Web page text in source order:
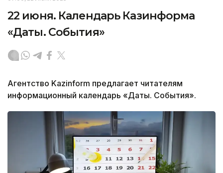
22 июня. Календарь Казинформа
«Даты. События»
Агентство Kazinform предлагает читателям
информационный календарь «Даты. События».